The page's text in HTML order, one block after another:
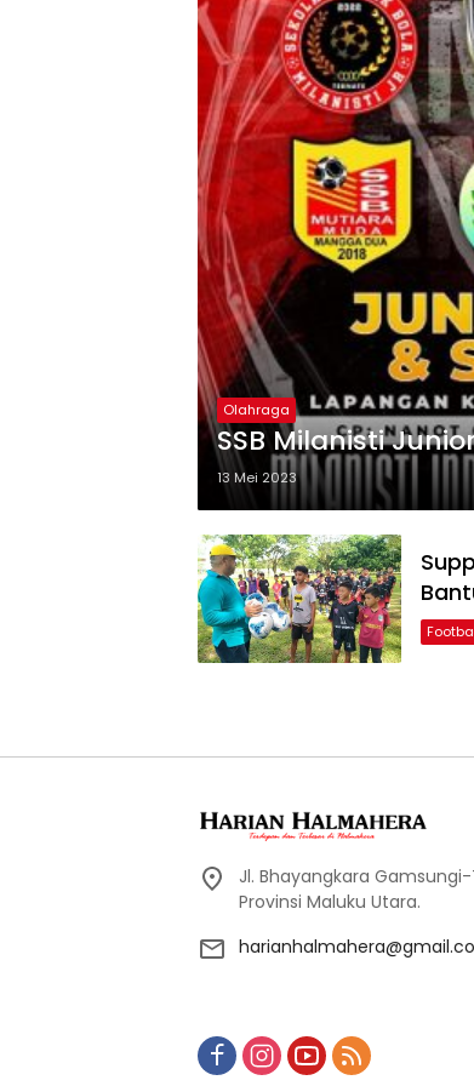
Olahraga
SSB Milanisti
13 Mei 2023
Jl. Bhayangkara
Provinsi Maluku Utara.